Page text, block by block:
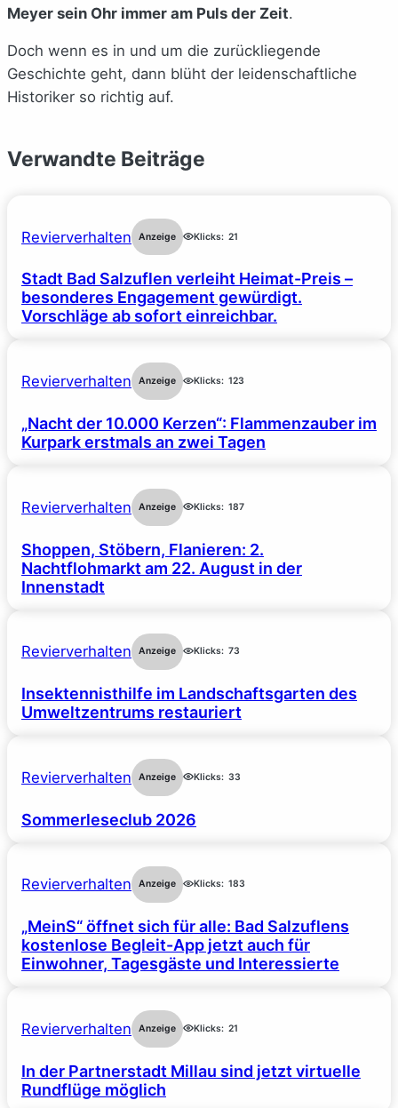
Meyer sein Ohr immer am Puls der Zeit.
Doch wenn es in und um die zurückliegende
Geschichte geht, dann blüht der leidenschaftliche
Historiker so richtig auf.
Verwandte Beiträge
Revierverhalten Anzeige Klicks: 21
Stadt Bad Salzuflen verleiht Heimat-Preis –
besonderes Engagement gewürdigt.
Vorschläge ab sofort einreichbar.
Revierverhalten Anzeige Klicks: 123
„Nacht der 10.000 Kerzen“: Flammenzauber im
Kurpark erstmals an zwei Tagen
Revierverhalten Anzeige Klicks: 187
Shoppen, Stöbern, Flanieren: 2.
Nachtflohmarkt am 22. August in der
Innenstadt
Revierverhalten Anzeige Klicks: 73
Insektennisthilfe im Landschaftsgarten des
Umweltzentrums restauriert
Revierverhalten Anzeige Klicks: 33
Sommerleseclub 2026
Revierverhalten Anzeige Klicks: 183
„MeinS“ öffnet sich für alle: Bad Salzuflens
kostenlose Begleit-App jetzt auch für
Einwohner, Tagesgäste und Interessierte
Revierverhalten Anzeige Klicks: 21
In der Partnerstadt Millau sind jetzt virtuelle
Rundflüge möglich